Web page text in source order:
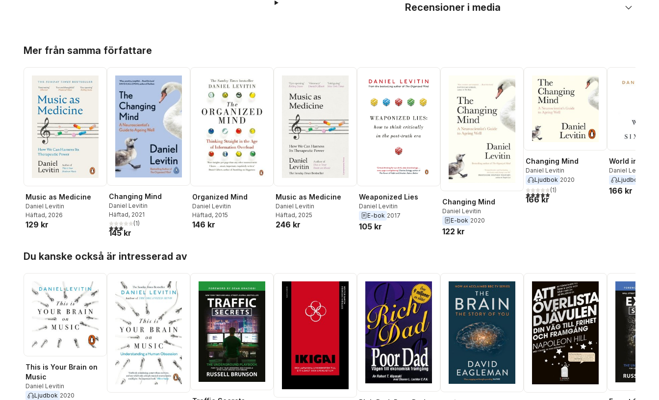
Recensioner i media
Mer från samma författare
Music as Medicine
Daniel Levitin
Häftad, 2026
129 kr
Changing Mind
Daniel Levitin
Häftad, 2021
3,0utav 5 stjärnor. Totalt antal röster:
(1)
145 kr
Organized Mind
Daniel Levitin
Häftad, 2015
146 kr
Music as Medicine
Daniel Levitin
Häftad, 2025
246 kr
Weaponized Lies
Daniel Levitin
E-bok 2017
105 kr
Changing Mind
Daniel Levitin
E-bok 2020
122 kr
Changing Mind
Daniel Levitin
Ljudbok 2020
5,0utav 5 stjärnor. Totalt antal röster:
(1)
166 kr
World in Six
Daniel Levitin
Ljudbok
166 kr
Du kanske också är intresserad av
This is Your Brain on
Music
Daniel Levitin
Ljudbok 2020